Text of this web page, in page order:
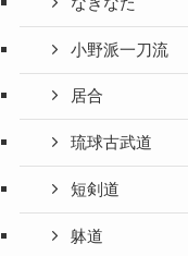
小野派一刀流
居合
琉球古武道
短剣道
躰道